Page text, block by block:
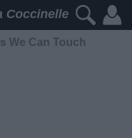
Coccinelle
We Can Touch